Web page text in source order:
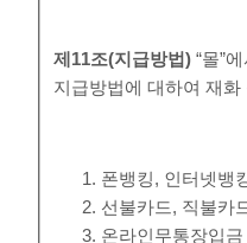
제 11조(지급방법)“몰”
지급방법에 대하여 재
폰뱅킹, 인터넷뱅
선불카드, 직불카
온라인무통장입금